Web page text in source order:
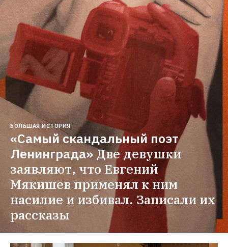
БОЛЬШАЯ ИСТОРИЯ
«Самый скандальный поэт
Ленинграда»Две девушки
заявляют, что Евгений
Мякишев применял к ним
насилие и избивал. Записали их
рассказы